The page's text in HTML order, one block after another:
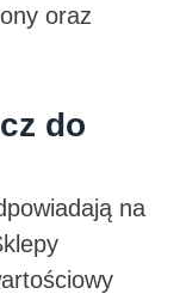
oraz
do
na